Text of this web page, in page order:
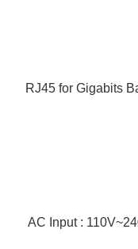
RJ45 for Gigabits
"AC Input :